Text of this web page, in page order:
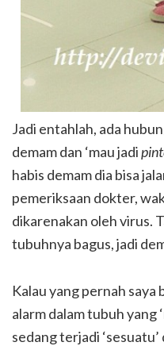
Jadi entahlah, ada
demam dan ‘mau jadi
habis demam dia bisa
pemeriksaan dokter,
dikarenakan oleh virus.
tubuhnya bagus, jadi
Kalau yang pernah saya
alarm dalam tubuh yang
sedang terjadi